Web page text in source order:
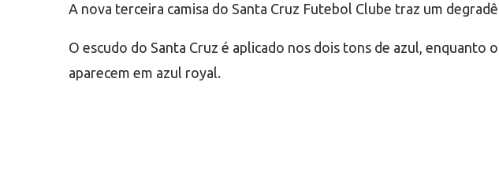
A nova terceira camisa do Santa Cruz Futebol Clube traz um
O escudo do Santa Cruz é aplicado nos dois tons de azul,
aparecem em azul royal.